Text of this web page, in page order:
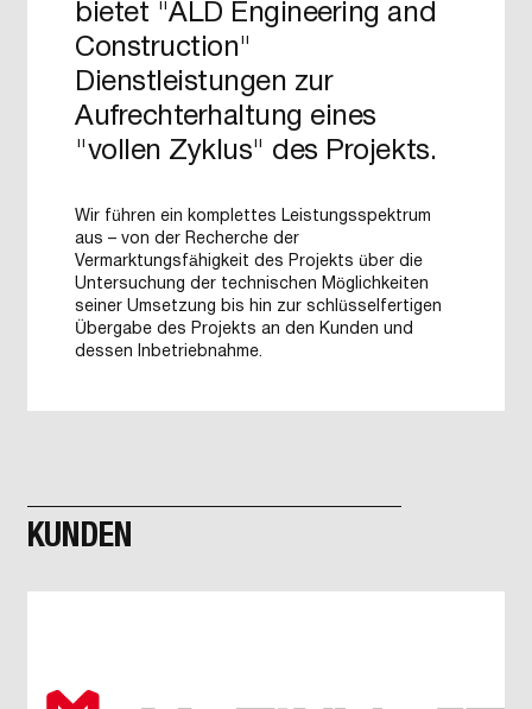
bietet "ALD Engineering and
Construction"
Dienstleistungen zur
Aufrechterhaltung eines
"vollen Zyklus" des Projekts.
Wir führen ein komplettes Leistungsspektrum
aus – von der Recherche der
Vermarktungsfähigkeit des Projekts über die
Untersuchung der technischen Möglichkeiten
seiner Umsetzung bis hin zur schlüsselfertigen
Übergabe des Projekts an den Kunden und
dessen Inbetriebnahme.
KUNDEN